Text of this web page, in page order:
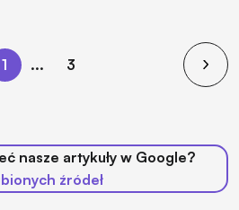
1 ... 3
nasze artykuły w Google?
źródeł